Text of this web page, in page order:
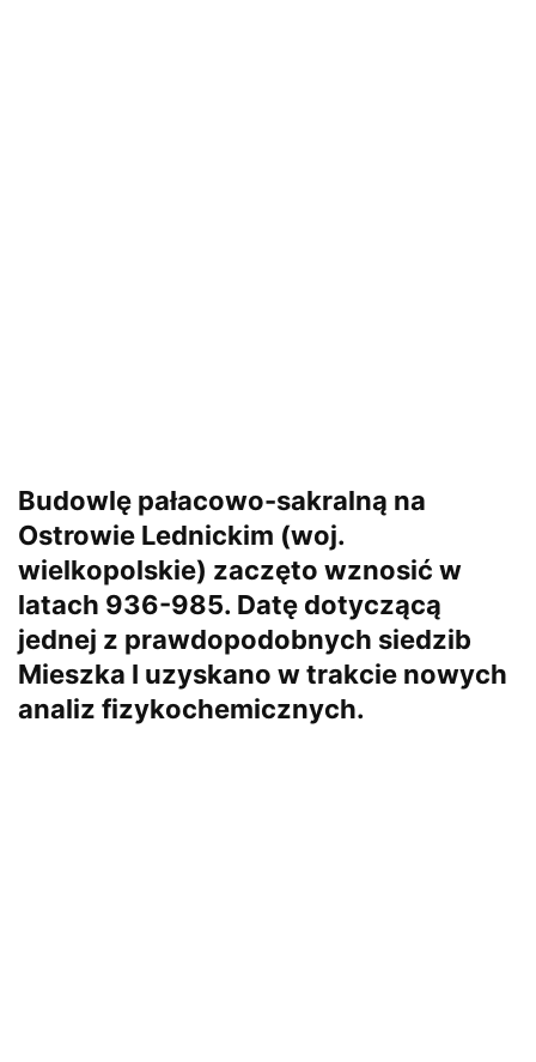
Budowlę pałacowo-sakralną na
Ostrowie Lednickim (woj.
wielkopolskie) zaczęto wznosić w
latach 936-985. Datę dotyczącą
jednej z prawdopodobnych siedzib
Mieszka I uzyskano w trakcie nowych
analiz fizykochemicznych.